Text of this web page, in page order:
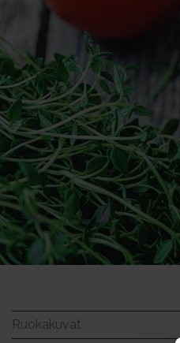
Ruokakuvat